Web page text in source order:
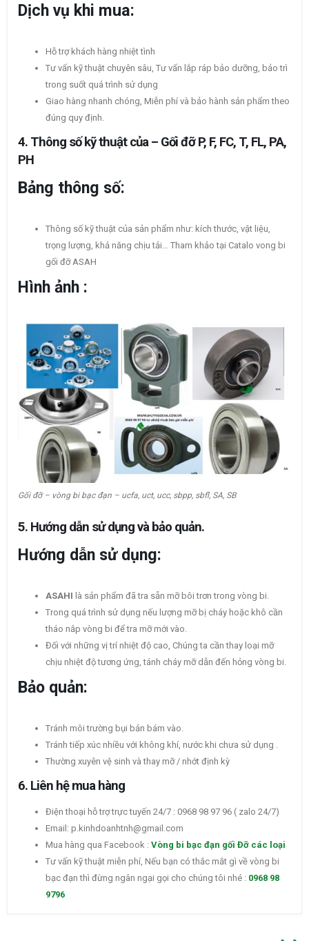
Dịch vụ khi mua:
Hỗ trợ khách hàng nhiệt tình
Tư vấn kỹ thuật chuyên sâu, Tư vấn lắp ráp bảo dưỡng, bảo trì
trong suốt quá trình sử dụng
Giao hàng nhanh chóng, Miễn phí và bảo hành sản phẩm theo
đúng quy định.
4. Thông số kỹ thuật của – Gối đỡ P, F, FC, T, FL, PA,
PH
Bảng thông số:
Thông số kỹ thuật của sản phẩm như: kích thước, vật liệu,
trọng lượng, khả năng chịu tải… Tham khảo tại Catalo vong bi
gối đỡ ASAH
Hình ảnh :
Gối đỡ – vòng bi bạc đạn – ucfa, uct, ucc, sbpp, sbfl, SA, SB
5. Hướng dẫn sử dụng và bảo quản.
Hướng dẫn sử dụng:
ASAHI là sản phẩm đã tra sẵn mỡ bôi trơn trong vòng bi.
Trong quá trình sử dụng nếu lượng mỡ bị cháy hoặc khô cần
tháo nắp vòng bi để tra mỡ mới vào.
Đối với những vị trí nhiệt độ cao, Chúng ta cần thay loại mỡ
chịu nhiệt độ tương ứng, tánh cháy mỡ dẫn đến hỏng vòng bi.
Bảo quản:
Tránh môi trường bụi bản bám vào.
Tránh tiếp xúc nhiều với không khí, nước khi chưa sử dụng .
Thường xuyên vệ sinh và thay mỡ / nhớt định kỳ
6. Liên hệ mua hàng
Điện thoại hỗ trợ trực tuyến 24/7 : 0968 98 97 96 ( zalo 24/7)
Email: p.kinhdoanhtnh@gmail.com
Mua hàng qua Facebook : Vòng bi bạc đạn gối Đỡ các loại
Tư vấn kỹ thuật miễn phí, Nếu bạn có thắc mắt gì về vòng bi
bạc đạn thì đừng ngân ngại gọi cho chúng tôi nhé : 0968 98
9796